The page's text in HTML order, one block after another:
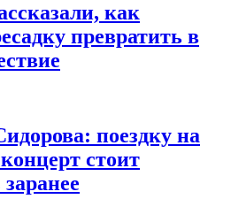
как
превратить в
поездку на
стоит